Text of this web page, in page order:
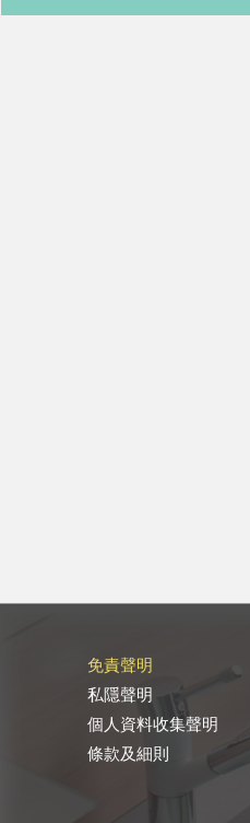
/
免責聲明
私隱聲明
個人資料收集聲明
條款及細則